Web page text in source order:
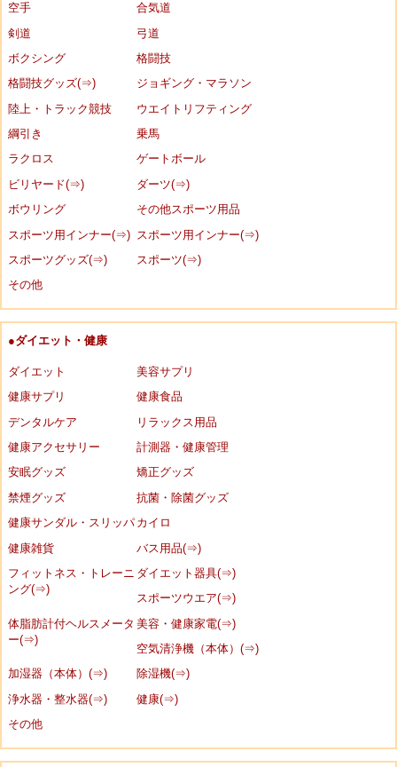
空手
合気道
剣道
弓道
ボクシング
格闘技
格闘技グッズ(⇒)
ジョギング・マラソン
陸上・トラック競技
ウエイトリフティング
綱引き
乗馬
ラクロス
ゲートボール
ビリヤード(⇒)
ダーツ(⇒)
ボウリング
その他スポーツ用品
スポーツ用インナー(⇒)
スポーツ用インナー(⇒)
スポーツグッズ(⇒)
スポーツ(⇒)
その他
●ダイエット・健康
ダイエット
美容サプリ
健康サプリ
健康食品
デンタルケア
リラックス用品
健康アクセサリー
計測器・健康管理
安眠グッズ
矯正グッズ
禁煙グッズ
抗菌・除菌グッズ
健康サンダル・スリッパ カイロ
健康雑貨
バス用品(⇒)
フィットネス・トレーニ
ング(⇒)
ダイエット器具(⇒)
スポーツウエア(⇒)
体脂肪計付ヘルスメータ
ー(⇒)
美容・健康家電(⇒)
空気清浄機（本体）(⇒)
加湿器（本体）(⇒)
除湿機(⇒)
浄水器・整水器(⇒)
健康(⇒)
その他